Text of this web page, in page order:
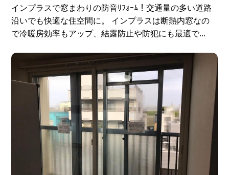
インプラスで窓まわりの防音ﾘﾌｫｰﾑ！交通量の多い道路
沿いでも快適な住空間に。 インプラスは断熱内窓なの
で冷暖房効率もアップ、結露防止や防犯にも最適で...